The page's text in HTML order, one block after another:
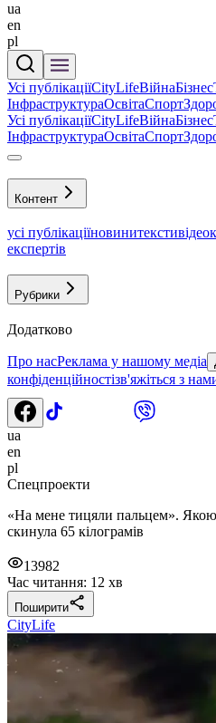
ua
en
pl
Усі публікаціїCityLifeВійнаБізнес
ІнфраструктураОсвітаСпорт
Усі публікаціїCityLifeВійнаБізнес
ІнфраструктураОсвітаСпорт
Контент
усі публікаціїновинитекстивідео
експертів
Рубрики
Додатково
Про насРеклама у нашому медіа
конфіденційностізв'яжіться з
ua
en
pl
Спецпроекти
«На мене тицяли пальцем».
скинула 65 кілограмів
13982
Час читання: 12 хв
Поширити
CityLife